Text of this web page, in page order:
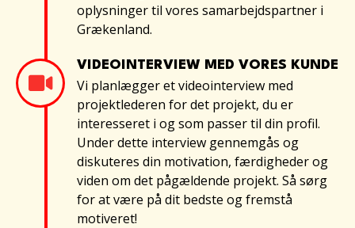
oplysninger til vores samarbejdspartner i
Grækenland.
VIDEOINTERVIEW MED VORES KUNDE
Vi planlægger et videointerview med
projektlederen for det projekt, du er
interesseret i og som passer til din profil.
Under dette interview gennemgås og
diskuteres din motivation, færdigheder og
viden om det pågældende projekt. Så sørg
for at være på dit bedste og fremstå
motiveret!